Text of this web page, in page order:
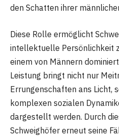
den Schatten ihrer
Diese Rolle ermöglicht
intellektuelle Persönlichkeit
einem von Männern
Leistung bringt nicht nur
Errungenschaften ans Licht,
komplexen sozialen
dargestellt werden. Durch
Schweighöfer erneut seine